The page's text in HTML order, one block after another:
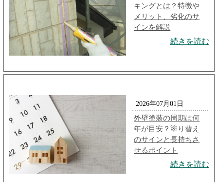
キングとは？特徴や
メリット、劣化のサ
インを解説
続きを読む
2026年07月01日
外壁塗装の周期は何
年が目安？塗り替え
のサインと長持ちさ
せるポイント
続きを読む